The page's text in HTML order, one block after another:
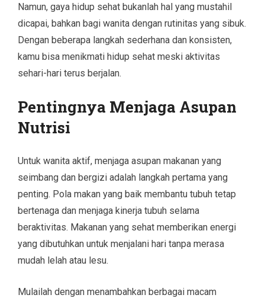
Namun, gaya hidup sehat bukanlah hal yang mustahil
dicapai, bahkan bagi wanita dengan rutinitas yang sibuk.
Dengan beberapa langkah sederhana dan konsisten,
kamu bisa menikmati hidup sehat meski aktivitas
sehari-hari terus berjalan.
Pentingnya Menjaga Asupan
Nutrisi
Untuk wanita aktif, menjaga asupan makanan yang
seimbang dan bergizi adalah langkah pertama yang
penting. Pola makan yang baik membantu tubuh tetap
bertenaga dan menjaga kinerja tubuh selama
beraktivitas. Makanan yang sehat memberikan energi
yang dibutuhkan untuk menjalani hari tanpa merasa
mudah lelah atau lesu.
Mulailah dengan menambahkan berbagai macam